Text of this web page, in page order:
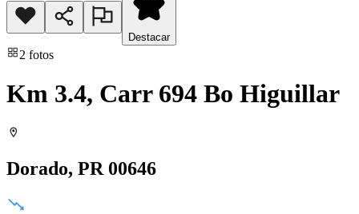
Destacar
2 fotos
Km 3.4, Carr 694 Bo Higuillar
Dorado, PR 00646